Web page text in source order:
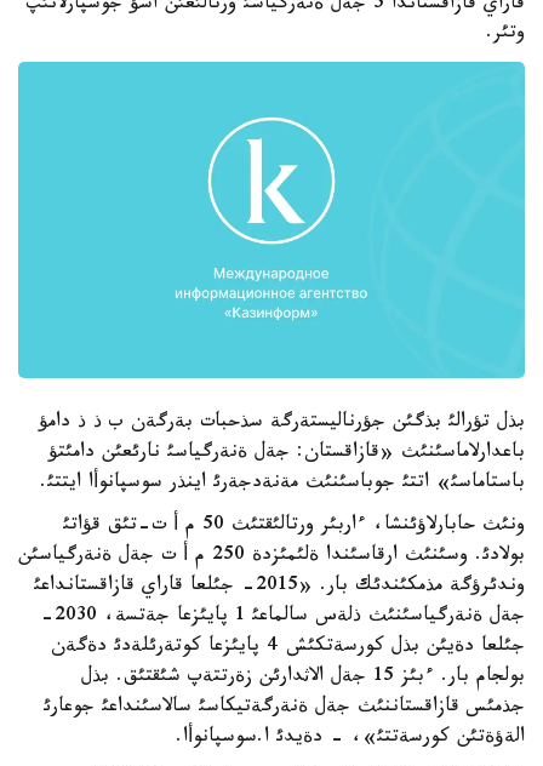
وتئر.
بذل تؤرالئ بذگئن جؤرناليستةرگة سذحبات بةرگةن ب ذ ذ دامؤ
باعدارلاماسئنئث «قازاقستان: جةل ةنةرگياسئ نارئعئن دامئتؤ
باستاماسئ» اتتئ جوباسئنئث مةنةدجةرئ اينذر سوسپانوأا ايتتئ.
ونئث حابارلاؤئنشا، ءاربئر ورتالئقتئث 50 م أ ت-تئق قؤاتئ
بولادئ. وسئنئث ارقاسئندا ةلئمئزدة 250 م أ ت جةل ةنةرگياسئن
وندئرؤگة مذمكئندئك بار. «2015- جئلعا قاراي قازاقستانداعئ
جةل ةنةرگياسئنئث ذلةس سالماعئ 1 پايئزعا جةتسة، 2030-
جئلعا دةيئن بذل كورسةتكئش 4 پايئزعا كوتةرئلةدئ دةگةن
بولجام بار. ءبئز 15 جةل الاثدارئن زةرتتةپ شئقتئق. بذل
جذمئس قازاقستاننئث جةل ةنةرگةتيكاسئ سالاسئنداعئ جوعارئ
الةؤةتئن كورسةتتئ»، - دةيدئ ا.سوسپانوأا.